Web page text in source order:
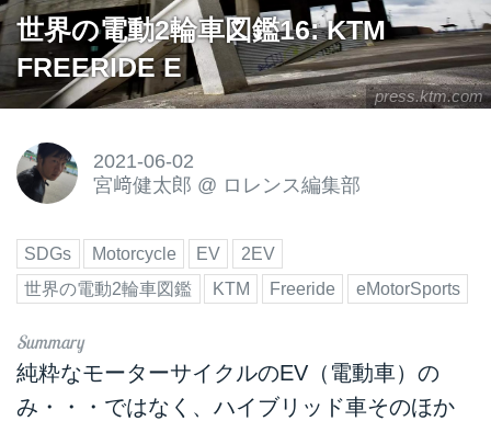
press.ktm.com
世界の電動2輪車図鑑16: KTM
FREERIDE E
2021-06-02
宮﨑健太郎 @ ロレンス編集部
SDGs Motorcycle EV
2EV
世界の電動2輪車図鑑
KTM Freeride eMotorSports
純粋なモーターサイクルのEV（電動車）の
み・・・ではなく、ハイブリッド車そのほか